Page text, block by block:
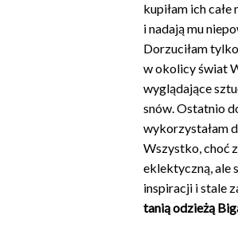
kupiłam ich
i nadają mu
Dorzuciłam
w okolicy świat
wyglądające
snów. Ostatnio
wykorzystałam
Wszystko, choć
eklektyczną, ale
inspiracji i stale
tanią odzieżą